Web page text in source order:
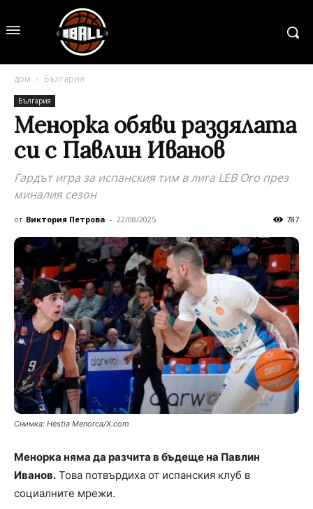
дом България
България
Менорка обяви раздялата
си с Павлин Иванов
Гардът игра за испанския тим в лига LEB Oro през
миналия сезон
от Виктория Петрова - 22/08/2025 787
Снимка: Hestia Menorca/X.com
Менорка няма да разчита в бъдеще на Павлин
Иванов. Това потвърдиха от испанския клуб в
социалните мрежи.